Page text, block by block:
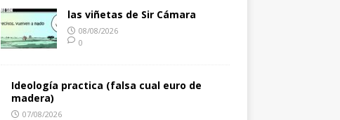
las viñetas de Sir Cámara
08/08/2026
0
Ideología practica (falsa cual euro de
madera)
07/08/2026